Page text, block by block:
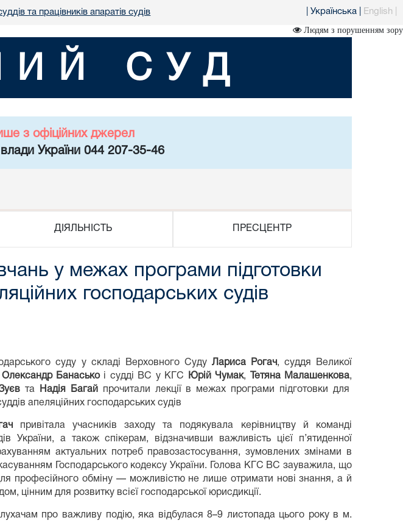
та працівників апаратів судів Українська English
Людям з порушенням зору
СУД
з офіційних джерел
України 044 207-35-46
ДІЯЛЬНІСТЬ ПРЕСЦЕНТР
у межах програми підготовки
господарських судів
суду у складі Верховного Суду Лариса Рогач, суддя Великої
Олександр Банаськоі судді ВС у КГС Юрій Чумак, Тетяна Малашенкова,
та Надія Багайпрочитали лекції в межах програми підготовки для
апеляційних господарських судів
привітала учасників заходу та подякувала керівництву й команді
України, а також спікерам, відзначивши важливість цієї п’ятиденної
актуальних потреб правозастосування, зумовлених змінами в
Господарського кодексу України. Голова КГС ВС зауважила, що
професійного обміну — можливістю не лише отримати нові знання, а й
цінним для розвитку всієї господарської юрисдикції.
про важливу подію, яка відбулася 8–9 листопада цього року в м.